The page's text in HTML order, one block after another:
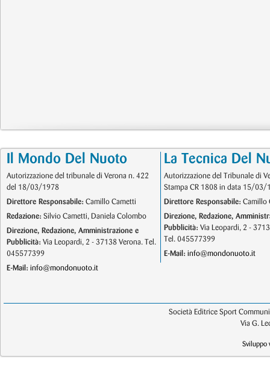
Il Mondo Del Nuoto
Autorizzazione del tribunale di Verona n. 422
del 18/03/1978
Direttore Responsabile: Camillo Cametti
Redazione: Silvio Cametti, Daniela Colombo
Direzione, Redazione, Amministrazione e
Pubblicità: Via Leopardi, 2 - 37138 Verona. Tel.
045577399
E-Mail: info@mondonuoto.it
La Tecnica Del
Autorizzazione del Tribunale di
Stampa CR 1808 in data 15/03/
Direttore Responsabile: Camillo
Direzione, Redazione,
Pubblicità: Via Leopardi, 2 -
Tel. 045577399
E-Mail: info@mondonuoto.it
Società Editrice Sport
Via G.
Sviluppo